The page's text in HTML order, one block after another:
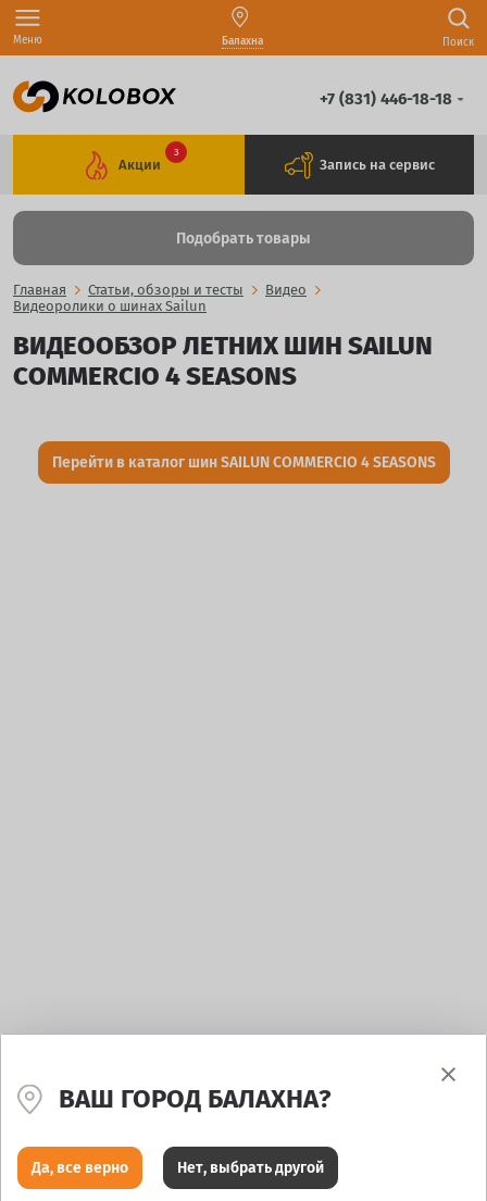
Меню Балахна Поиск
+7 (831) 446-18-18
Акции
3
Запись на сервис
Подобрать товары
Главная Статьи, обзоры и тесты
Видео
Видеоролики о шинах Sailun
ВИДЕООБЗОР ЛЕТНИХ ШИН SAILUN
COMMERCIO 4 SEASONS
Перейти в каталог шин SAILUN COMMERCIO 4 SEASONS
ВАШ ГОРОД БАЛАХНА?
Да, все верно Нет, выбрать другой